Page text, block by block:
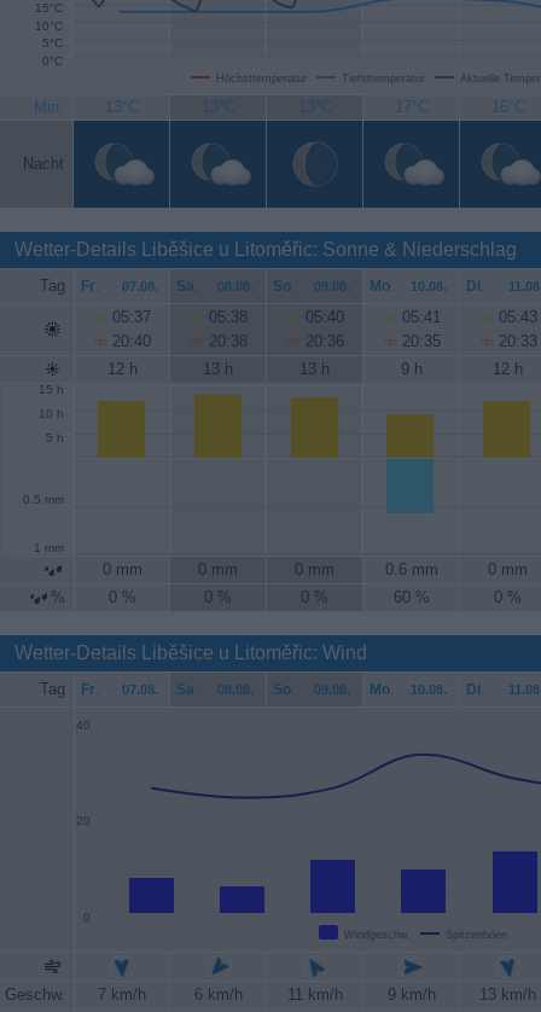
Höchsttemperatur Tiefsttemperatur Aktuelle
0°C
5°C
10°C
15°C
Min. 13°C 13°C 13°C 17°C 16°C
Nacht
Wetter-Details Liběšice u Litoměřic: Sonne & Niederschlag
Tag Fr. 07.08. Sa. 08.08. So. 09.08. Mo. 10.08. Di.
05:37
20:40
05:38
20:38
05:40
20:36
05:41
20:35
05:43
20:33
12 h
13 h 13 h 9 h 12 h
5 h
10 h
15 h
0.5 mm
1 mm
0 mm 0 mm 0 mm 0.6 mm
0 mm
%
0 % 0 % 0 % 60 % 0 %
Wetter-Details Liběšice u Litoměřic: Wind
Tag Fr. 07.08. Sa. 08.08. So. 09.08. Mo. 10.08. Di.
Windgeschw. Spitzenböen
0
20
40
Geschw. 7 km/h 6 km/h 11 km/h 9 km/h
13 km/h